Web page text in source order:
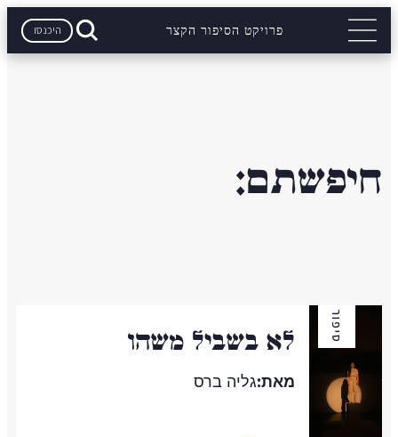
פרויקט הסיפור הקצר היכנסו
חיפשתם:
סיפור לא בשביל משהו
מאת:גליה ברס